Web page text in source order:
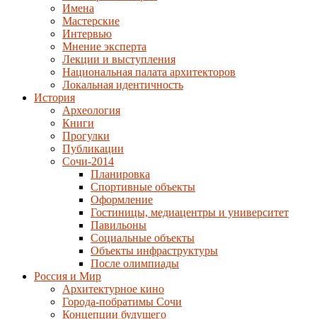
Имена
Мастерские
Интервью
Мнение эксперта
Лекции и выступления
Национальная палата архитекторов
Локальная идентичность
История
Археология
Книги
Прогулки
Публикации
Сочи-2014
Планировка
Спортивные объекты
Оформление
Гостиницы, медиацентры и университет
Павильоны
Социальные объекты
Объекты инфраструктуры
После олимпиады
Россия и Мир
Архитектурное кино
Города-побратимы Сочи
Концепции будущего